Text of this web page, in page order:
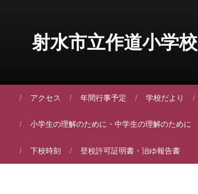
射水市立作道小学校
アクセス 年間行事予定 学校だより
小学生の理解のために・中学生の理解のために
下校時刻 登校許可証明書・治ゆ報告書